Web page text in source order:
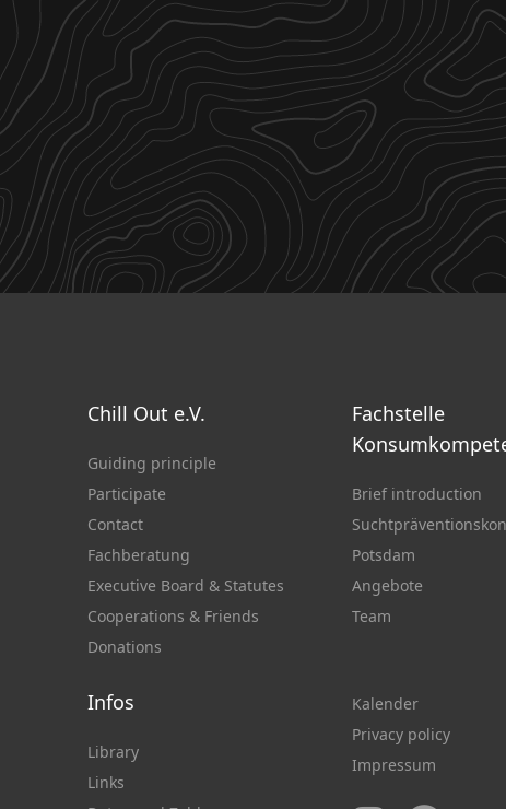
Chill Out e.V.
Guiding principle
Participate
Contact
Fachberatung
Executive Board & Statutes
Cooperations & Friends
Donations
Fachstelle
Brief introduction
Potsdam
Angebote
Team
Infos
Library
Links
Kalender
Privacy policy
Impressum